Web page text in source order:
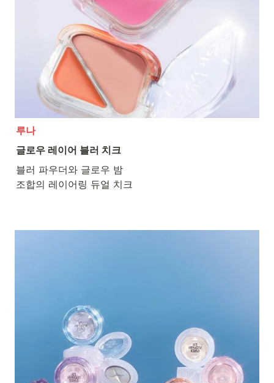
루나
글로우 레이어 블러 치크
블러 파우더와 글로우 밤
조합의 레이어링 듀얼 치크